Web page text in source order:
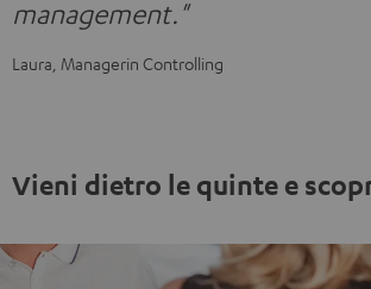
management."
Laura, Managerin Controlling
Vieni dietro le quinte e